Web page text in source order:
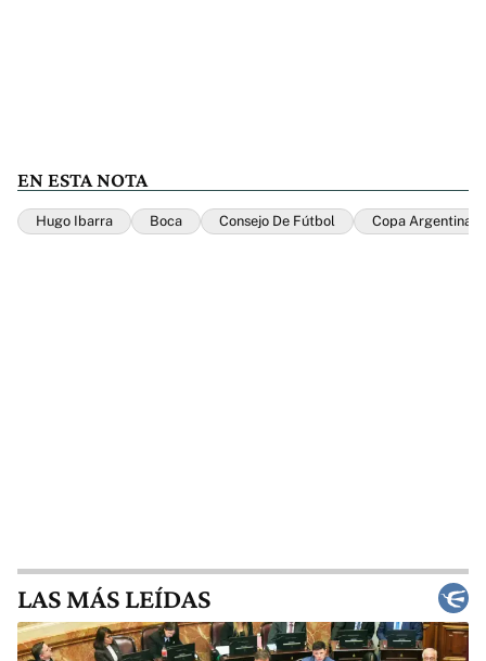
EN ESTA NOTA
Hugo Ibarra Boca Consejo De Fútbol Copa Argentina
LAS MÁS LEÍDAS